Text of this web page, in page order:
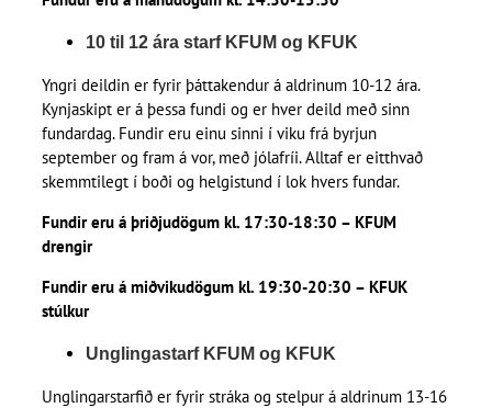
10 til 12 ára starf KFUM og KFUK
Yngri deildin er fyrir þáttakendur á aldrinum 10-12 ára.
Kynjaskipt er á þessa fundi og er hver deild með sinn
fundardag. Fundir eru einu sinni í viku frá byrjun
september og fram á vor, með jólafríi. Alltaf er eitthvað
skemmtilegt í boði og helgistund í lok hvers fundar.
Fundir eru á þriðjudögum kl. 17:30-18:30 – KFUM
drengir
Fundir eru á miðvikudögum kl. 19:30-20:30 – KFUK
stúlkur
Unglingastarf KFUM og KFUK
Unglingarstarfið er fyrir stráka og stelpur á aldrinum 13-16